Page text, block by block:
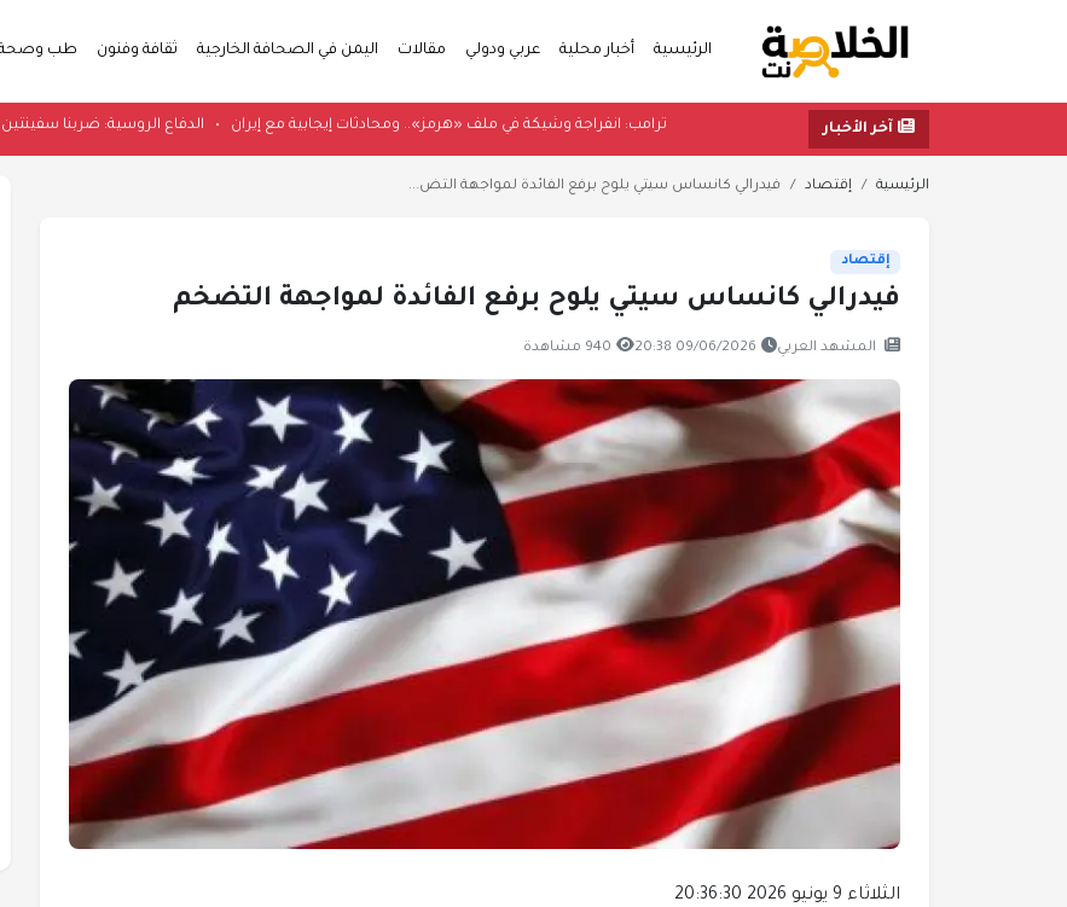
الرئيسية أخبار محلية عربي ودولي مقالات اليمن في الصحافة الخارجية ثقافة وفنون طب
آخر الأخبار ترامب: انفراجة وشيكة في ملف «هرمز».. ومحادثات إيجابية مع إيران•الدفاع الروسية:
الرئيسية إقتصاد فيدرالي كانساس سيتي يلوح برفع الفائدة لمواجهة التض...
إقتصاد
فيدرالي كانساس سيتي يلوح برفع الفائدة لمواجهة التضخم
المشهد العربي 09/06/2026 20:38 940 مشاهدة
الثلاثاء 9 يونيو 2026 20:36:30